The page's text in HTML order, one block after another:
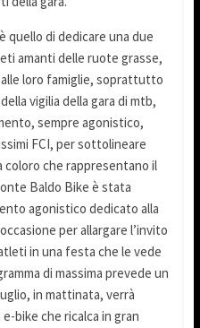
quello di dedicare una due
amanti delle ruote grasse,
loro famiglie, soprattutto
vigilia della gara di mtb,
sempre agonistico,
FCI, per sottolineare
coloro che rappresentano il
Baldo Bike è stata
agonistico dedicato alla
per allargare l’invito
in una festa che le vede
di massima prevede un
in mattinata, verrà
bike che ricalca in gran